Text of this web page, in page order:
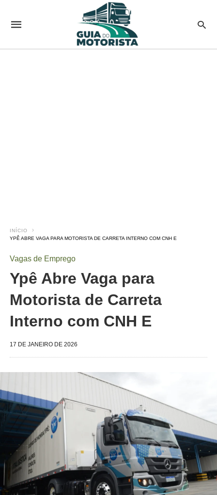
INÍCIO
YPÊ ABRE VAGA PARA MOTORISTA DE CARRETA INTERNO COM CNH E
Vagas de Emprego
Ypê Abre Vaga para
Motorista de Carreta
Interno com CNH E
17 DE JANEIRO DE 2026